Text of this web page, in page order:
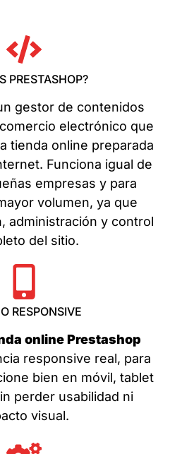
PRESTASHOP?
gestor de contenidos
electrónico que
tienda online preparada
Funciona igual de
empresas y para
volumen, ya que
administración y control
del sitio.
RESPONSIVE
online Prestashop
responsive real, para
bien en móvil, tablet
perder usabilidad ni
visual.